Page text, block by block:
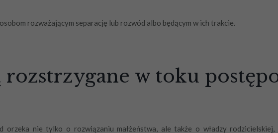
rozważającym separację lub rozwód albo będącym w ich trakcie.
rozstrzygane w toku
orzeka nie tylko o rozwiązaniu małżeństwa, ale także o władzy rodzicielskiej,